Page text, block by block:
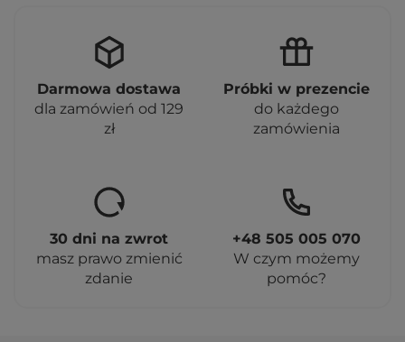
Darmowa dostawa
dla zamówień od 129
zł
Próbki w prezencie
do każdego
zamówienia
30 dni na zwrot
masz prawo zmienić
zdanie
+48 505 005 070
W czym możemy
pomóc?